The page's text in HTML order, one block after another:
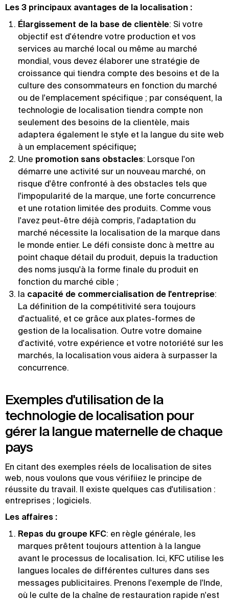
Les 3 principaux avantages de la localisation :
Élargissement de la base de clientèle: Si votre
objectif est d'étendre votre production et vos
services au marché local ou même au marché
mondial, vous devez élaborer une stratégie de
croissance qui tiendra compte des besoins et de la
culture des consommateurs en fonction du marché
ou de l'emplacement spécifique ; par conséquent, la
technologie de localisation tiendra compte non
seulement des besoins de la clientèle, mais
adaptera également le style et la langue du site web
à un emplacement spécifique;‍
Une promotion sans obstacles: Lorsque l'on
démarre une activité sur un nouveau marché, on
risque d'être confronté à des obstacles tels que
l'impopularité de la marque, une forte concurrence
et une rotation limitée des produits. Comme vous
l'avez peut-être déjà compris, l'adaptation du
marché nécessite la localisation de la marque dans
le monde entier. Le défi consiste donc à mettre au
point chaque détail du produit, depuis la traduction
des noms jusqu'à la forme finale du produit en
fonction du marché cible ;
la capacité de commercialisation de l'entreprise:
La définition de la compétitivité sera toujours
d'actualité, et ce grâce aux plates-formes de
gestion de la localisation. Outre votre domaine
d'activité, votre expérience et votre notoriété sur les
marchés, la localisation vous aidera à surpasser la
concurrence.
Exemples d'utilisation de la
technologie de localisation pour
gérer la langue maternelle de chaque
pays
En citant des exemples réels de localisation de sites
web, nous voulons que vous vérifiiez le principe de
réussite du travail. Il existe quelques cas d'utilisation :
entreprises ; logiciels.
Les affaires :
Repas du groupe KFC: en règle générale, les
marques prêtent toujours attention à la langue
avant le processus de localisation. Ici, KFC utilise les
langues locales de différentes cultures dans ses
messages publicitaires. Prenons l'exemple de l'Inde,
où le culte de la chaîne de restauration rapide n'est